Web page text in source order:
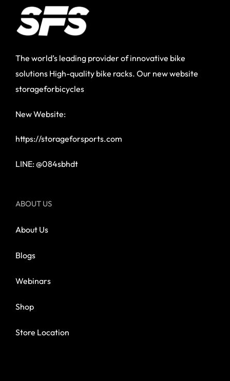
The world’s leading provider of innovative bike
solutions High-quality bike racks. Our new website
storageforbicycles
New Website:
https://storageforsports.com
LINE: @084sbhdt
ABOUT US
About Us
Blogs
Webinars
Shop
Store Location